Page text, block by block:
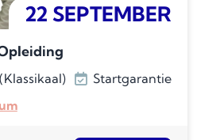
22 SEPTEMBER
Startgarantie